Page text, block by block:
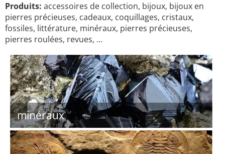
Produits: accessoires de collection, bijoux, bijoux en
pierres précieuses, cadeaux, coquillages, cristaux,
fossiles, littérature, minéraux, pierres précieuses,
pierres roulées, revues, …
minéraux